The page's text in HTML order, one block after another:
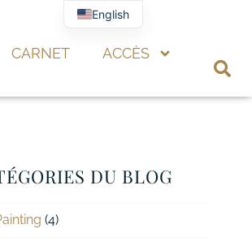
CARNET ACCÈS
DU BLOG
(4)
English